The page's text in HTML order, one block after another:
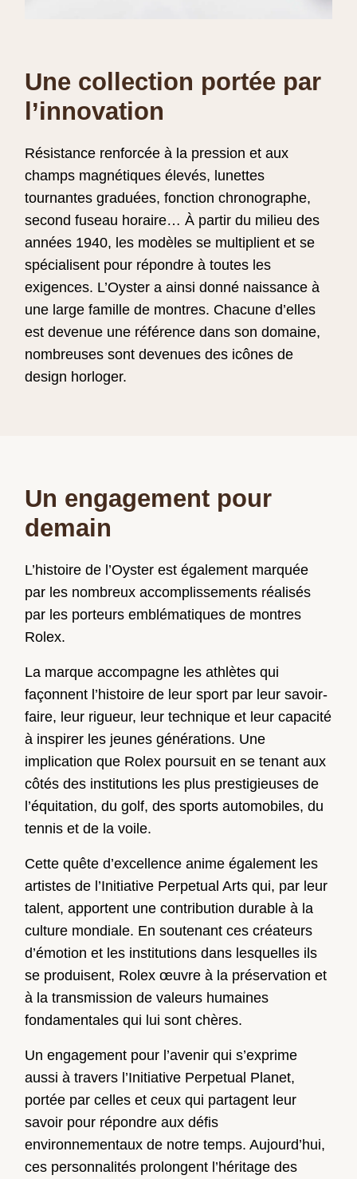
Une collection portée par
l’innovation
Résistance renforcée à la pression et aux
champs magnétiques élevés, lunettes
tournantes graduées, fonction chronographe,
second fuseau horaire… À partir du milieu des
années 1940, les modèles se multiplient et se
spécialisent pour répondre à toutes les
exigences. L’Oyster a ainsi donné naissance à
une large famille de montres. Chacune d’elles
est devenue une référence dans son domaine,
nombreuses sont devenues des icônes de
design horloger.
Un engagement pour
demain
L’histoire de l’Oyster est également marquée
par les nombreux accomplissements réalisés
par les porteurs emblématiques de montres
Rolex.
La marque accompagne les athlètes qui
façonnent l’histoire de leur sport par leur savoir-
faire, leur rigueur, leur technique et leur capacité
à inspirer les jeunes générations. Une
implication que Rolex poursuit en se tenant aux
côtés des institutions les plus prestigieuses de
l’équitation, du golf, des sports automobiles, du
tennis et de la voile.
Cette quête d’excellence anime également les
artistes de l’Initiative Perpetual Arts qui, par leur
talent, apportent une contribution durable à la
culture mondiale. En soutenant ces créateurs
d’émotion et les institutions dans lesquelles ils
se produisent, Rolex œuvre à la préservation et
à la transmission de valeurs humaines
fondamentales qui lui sont chères.
Un engagement pour l’avenir qui s’exprime
aussi à travers l’Initiative Perpetual Planet,
portée par celles et ceux qui partagent leur
savoir pour répondre aux défis
environnementaux de notre temps. Aujourd’hui,
ces personnalités prolongent l’héritage des